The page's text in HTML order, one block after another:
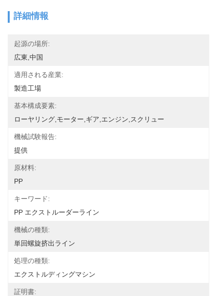
詳細情報
起源の場所:
広東,中国
適用される産業:
製造工場
基本構成要素:
ローヤリング,モーター,ギア,エンジン,スクリュー
機械試験報告:
提供
原材料:
PP
キーワード:
PP エクストルーダーライン
機械の種類:
単回螺旋挤出ライン
処理の種類:
エクストルディングマシン
証明書: